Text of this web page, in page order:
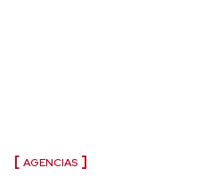
AGENCIAS